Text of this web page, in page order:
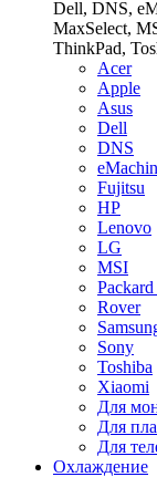
Dell, DNS,
MaxSelect,
ThinkPad,
Acer
Apple
Asus
Dell
DNS
Fujitsu
HP
Lenovo
LG
MSI
Rover
Sony
Toshiba
Xiaomi
Для
Для
Для
Охлаждение